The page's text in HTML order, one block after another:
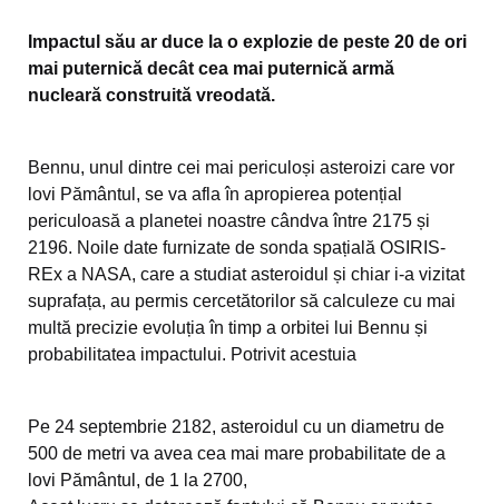
Impactul său ar duce la o explozie de peste 20 de ori
mai puternică decât cea mai puternică armă
nucleară construită vreodată.
Bennu, unul dintre cei mai periculoși asteroizi care vor
lovi Pământul, se va afla în apropierea potențial
periculoasă a planetei noastre cândva între 2175 și
2196. Noile date furnizate de sonda spațială OSIRIS-
REx a NASA, care a studiat asteroidul și chiar i-a vizitat
suprafața, au permis cercetătorilor să calculeze cu mai
multă precizie evoluția în timp a orbitei lui Bennu și
probabilitatea impactului. Potrivit acestuia
Pe 24 septembrie 2182, asteroidul cu un diametru de
500 de metri va avea cea mai mare probabilitate de a
lovi Pământul, de 1 la 2700,